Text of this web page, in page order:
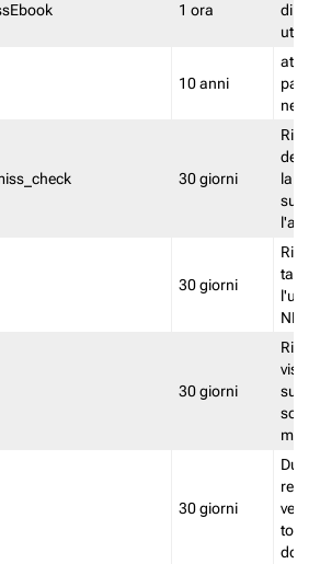
1 ora
di un
10 anni
attiva
30 giorni
la
30 giorni
NL
30 giorni
visto
30 giorni
torna
dopo